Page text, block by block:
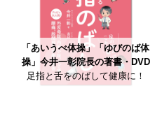
「あいうべ体操」「ゆびのば体
操」今井一彰院長の著書・DVD
足指と舌をのばして健康に！